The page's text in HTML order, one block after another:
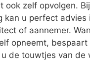
ook zelf opvolgen.
kan u perfect advies
of aannemer.
opneemt,
de touwtjes van de